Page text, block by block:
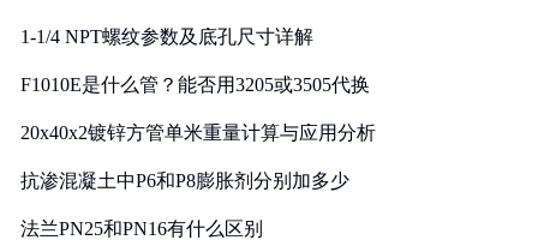
1-1/4 NPT螺纹参数及底孔尺寸详解
F1010E是什么管？能否用3205或3505代换
20x40x2镀锌方管单米重量计算与应用分析
抗渗混凝土中P6和P8膨胀剂分别加多少
法兰PN25和PN16有什么区别